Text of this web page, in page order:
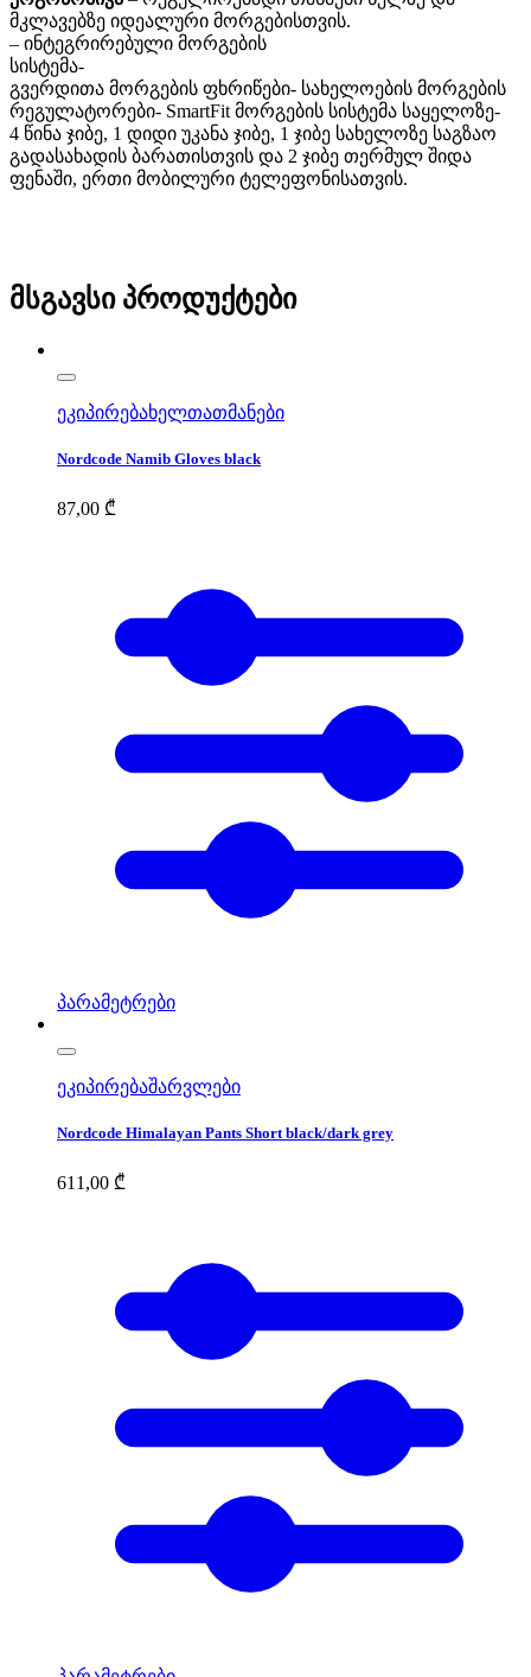
მკლავებზე იდეალური მორგებისთვის.
– ინტეგრირებული მორგების
სისტემა-
გვერდითა მორგების ფხრიწები- სახელოების მორგების
რეგულატორები- SmartFit მორგების სისტემა საყელოზე-
4 წინა ჯიბე, 1 დიდი უკანა ჯიბე, 1 ჯიბე სახელოზე საგზაო
გადასახადის ბარათისთვის და 2 ჯიბე თერმულ შიდა
ფენაში, ერთი მობილური ტელეფონისათვის.
მსგავსი პროდუქტები
ეკიპირებახელთათმანები
Nordcode Namib Gloves black
87,00 ₾
პარამეტრები
ეკიპირებაშარვლები
Nordcode Himalayan Pants Short black/dark grey
611,00 ₾